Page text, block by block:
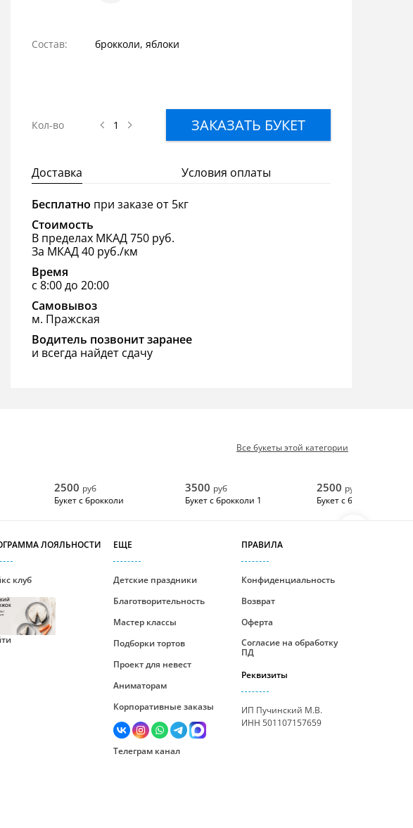
Состав: брокколи, яблоки
Кол-во ЗАКАЗАТЬ БУКЕТ
Доставка Условия оплаты
Бесплатно при заказе от 5кг
Стоимость
В пределах МКАД 750 руб.
За МКАД 40 руб./км
Время
с 8:00 до 20:00
Самовывоз
м. Пражская
Водитель позвонит заранее
и всегда найдет сдачу
Все букеты этой категории
2500 руб
Букет с брокколи
3500 руб
Букет с брокколи 1
2500 руб
Букет с брокколи 4
ЛОЯЛЬНОСТИ
клуб
№1
ЕЩЕ
Детские праздники
Благотворительность
Мастер классы
Подборки тортов
Проект для невест
Аниматорам
Корпоративные заказы
Телеграм канал
ПРАВИЛА
Конфиденциальность
Возврат
Оферта
Согласие на обработку
ПД
Реквизиты
ИП Пучинский М.В.
ИНН 501107157659